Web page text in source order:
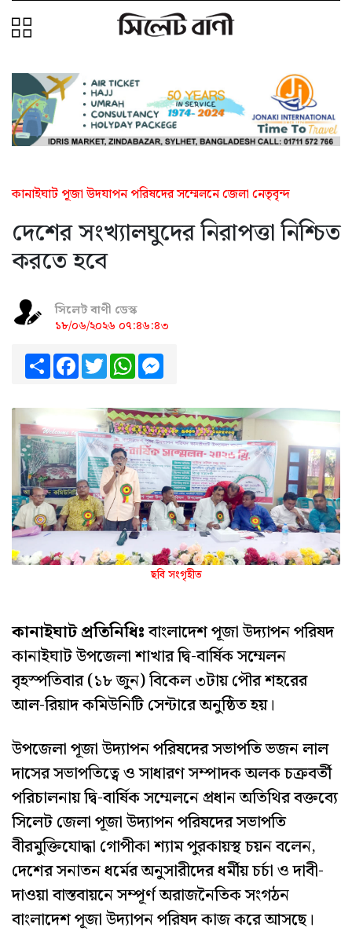
কানাইঘাট পূজা উদযাপন পরিষদের সম্মেলনে জেলা নেতৃবৃন্দ
দেশের সংখ্যালঘুদের নিরাপত্তা নিশ্চিত
করতে হবে
সিলেট বাণী ডেস্ক
১৮/০৬/২০২৬ ০৭:৪৬:৪৩
ShareFacebook
TwitterWhatsApp
ছবি সংগৃহীত
কানাইঘাট প্রতিনিধিঃবাংলাদেশ পূজা উদ্যাপন পরিষদ
কানাইঘাট উপজেলা শাখার দ্বি-বার্ষিক সম্মেলন
বৃহস্পতিবার (১৮ জুন) বিকেল ৩টায় পৌর শহরের
আল-রিয়াদ কমিউনিটি সেন্টারে অনুষ্ঠিত হয়।
উপজেলা পূজা উদ্যাপন পরিষদের সভাপতি ভজন লাল
দাসের সভাপতিত্বে ও সাধারণ সম্পাদক অলক চক্রবর্তী
পরিচালনায় দ্বি-বার্ষিক সম্মেলনে প্রধান অতিথির বক্তব্যে
সিলেট জেলা পূজা উদ্যাপন পরিষদের সভাপতি
বীরমুক্তিযোদ্ধা গোপীকা শ্যাম পুরকায়স্থ চয়ন বলেন,
দেশের সনাতন ধর্মের অনুসারীদের ধর্মীয় চর্চা ও দাবী-
দাওয়া বাস্তবায়নে সম্পূর্ণ অরাজনৈতিক সংগঠন
বাংলাদেশ পূজা উদ্যাপন পরিষদ কাজ করে আসছে।